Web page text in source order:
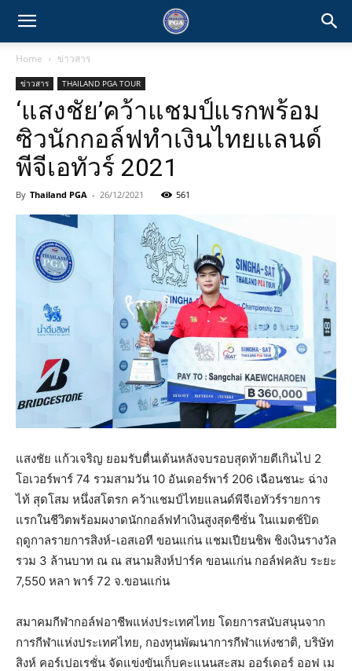
Home ข่าวสาร
ข่าวสาร THAILAND PGA TOUR
‘แสงชัย’คว้าแชมป์แรกพร้อม
ซิวนักกอล์ฟทำเงินไทยแลนด์
พีจีเอทัวร์ 2021
By Thailand PGA - 26/12/2021 561
แสงชัย แก้วเจริญ ยอมรับตื่นเต้นหลังจบรอบสุดท้ายตีเกินไป 2
โอเวอร์พาร์ 74 รวมสามวัน 10 อันเดอร์พาร์ 206 เฉือนชนะ ฉ่าง
ไท้ สุดโสม หนึ่งสโตรก คว้าแชมป์ไทยแลนด์พีจีเอทัวร์รายการ
แรกในชีวิตพร้อมผงาดนักกอล์ฟทำเงินสูงสุดซีซั่น ในแมตช์ปิด
ฤดูกาลรายการสิงห์-เอสเอที ขอนแก่น แชมเปียนชิพ ชิงเงินรางวัล
รวม 3 ล้านบาท ณ ณ สนามสิงห์ปาร์ค ขอนแก่น กอล์ฟคลับ ระยะ
7,550 หลา พาร์ 72 จ.ขอนแก่น
สมาคมกีฬากอล์ฟอาชีพแห่งประเทศไทย โดยการสนับสนุนจาก
การกีฬาแห่งประเทศไทย, กองทุนพัฒนาการกีฬาแห่งชาติ, บริษัท
สิงห์ คอร์เปอเรชั่น จัดแข่งขันเก็บคะแนนสะสม ออร์เดอร์ ออฟ เม